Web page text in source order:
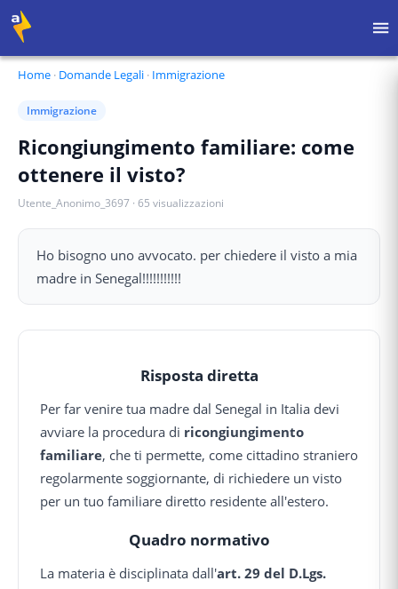
Home · Domande Legali · Immigrazione
Immigrazione
Ricongiungimento familiare: come
ottenere il visto?
Utente_Anonimo_3697 · 65 visualizzazioni
Ho bisogno uno avvocato. per chiedere il visto a mia
madre in Senegal!!!!!!!!!!!
Risposta diretta
Per far venire tua madre dal Senegal in Italia devi
avviare la procedura di ricongiungimento
familiare, che ti permette, come cittadino straniero
regolarmente soggiornante, di richiedere un visto
per un tuo familiare diretto residente all'estero.
Quadro normativo
La materia è disciplinata dall'art. 29 del D.Lgs.